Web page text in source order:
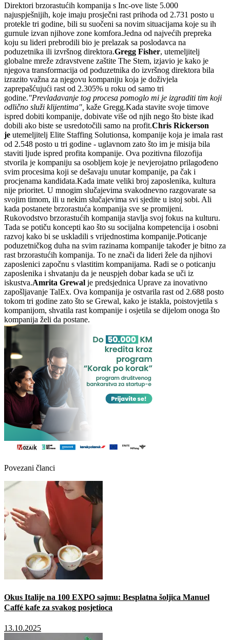
Direktori brzorastućih kompanija s Inc-ove liste 5.000
najuspješnijih, koje imaju prosječni rast prihoda od 2.731 posto u
protekle tri godine, bili su suočeni sa novim situacijama koje su ih
gurnule izvan njihove zone komfora.Jedna od najvećih prepreka
koju su lideri prebrodili bio je prelazak sa poslodavca na
poduzetnika ili izvršnog direktora.Gregg Fisher, utemeljitelj
globalne mreže zdravstvene zaštite The Stem, izjavio je kako je
njegova transformacija od poduzetnika do izvršnog direktora bila
izrazito važna za njegovu kompaniju koja je doživjela
zaprepašćujući rast od 2.305% u roku od samo tri
godine."Prevladavanje tog procesa pomoglo mi je izgraditi tim koji
odlično služi klijentima", kaže Gregg.Kada stavite svoje timove
ispred dobiti kompanije, dobivate više od njih nego što biste ikad
dobili ako biste se usredotočili samo na profit.Chris Rickerson
je utemeljitelj Elite Staffing Solutionsa, kompanije koja je imala rast
od 2.548 posto u tri godine - uglavnom zato što im je misija bila
staviti ljude ispred profita kompanije. Ova pozitivna filozofija
stvorila je kompaniju sa osobljem koje je nevjerojatno prilagođeno
svim procesima koji se dešavaju unutar kompanije, pa čak i
procjenama kandidata.Kada imate veliki broj zaposlenika, kultura
nije prioritet. U mnogim slučajevima svakodnevno razgovarate sa
svojim timom, ili u nekim slučajevima svi sjedite u istoj sobi. Ali
kada postanete brzorastuća kompanija sve se promijeni.
Rukovodstvo brzorastućih kompanija stavlja svoj fokus na kulturu.
Tada se potiču koncepti kao što su socijalna kompetencija i osobni
razvoj kako bi se uskladili s vrijednostima kompanije.Poticanje
poduzetničkog duha na svim razinama kompanije također je bitno za
rast brzorastućih kompanija. To ne znači da lideri žele da njihovi
zaposlenici započnu s vlastitim kompanijama. Radi se o poticanju
zaposlenika i shvatanju da je neuspjeh dobar kada se uči iz
iskustva.Amrita Grewal je predsjednica Uprave za inovativno
zapošljavanje TalEx. Ova kompanija je ostvarila rast od 2.688 posto
tokom tri godine zato što se Grewal, kako je istakla, poistovjetila s
kompanijom, shvatila rast kompanije i osjetila se dijelom onoga što
kompanija želi da postane.
Povezani članci
Okus Italije na 100 EXPO sajmu: Besplatna šoljica Manuel
Caffé kafe za svakog posjetioca
13.10.2025